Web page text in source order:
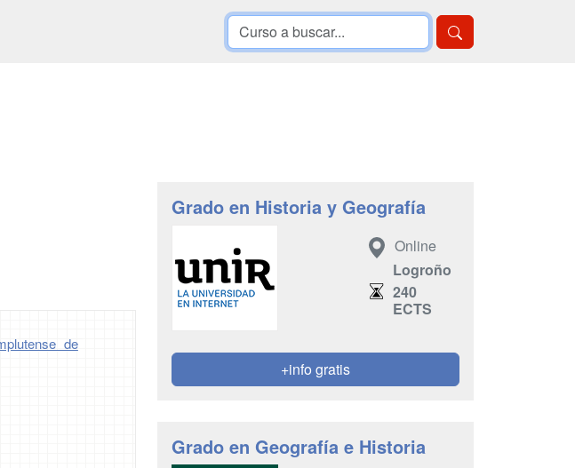
de
Grado en Historia y Geografía
Online
Logroño
240
ECTS
+info gratis
Grado en Geografía e Historia